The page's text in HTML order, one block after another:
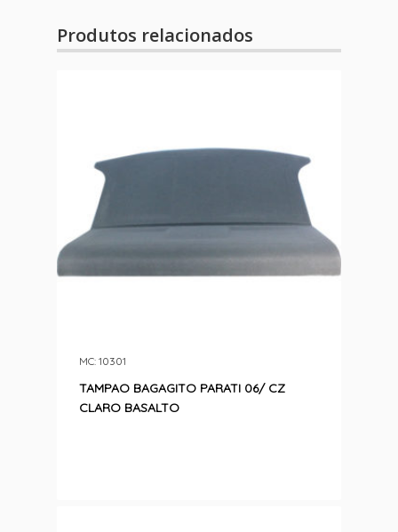
Produtos relacionados
TAMPAO BAGAGITO PARATI 06/ CZ
CLARO BASALTO
MC: 10301